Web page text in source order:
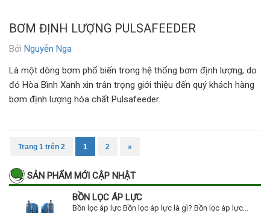
BƠM ĐỊNH LƯỢNG PULSAFEEDER
Bởi Nguyễn Nga
Là một dòng bơm phổ biến trong hệ thống bơm định lượng, do
đó Hòa Bình Xanh xin trân trọng giới thiệu đến quý khách hàng
bơm định lượng hóa chất Pulsafeeder.
Trang 1 trên 2 1 2 »
SẢN PHẨM MỚI CẬP NHẬT
BỒN LỌC ÁP LỰC
Bồn lọc áp lực Bồn lọc áp lực là gì? Bồn lọc áp lực...